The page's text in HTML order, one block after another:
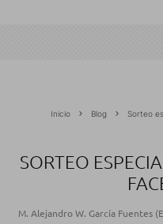
Inicio Blog Sorteo
SORTEO
M. Alejandro W. García Fuentes